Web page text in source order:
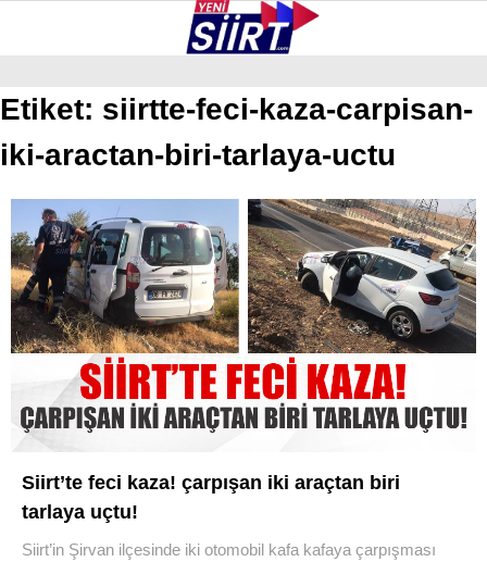
GALERİ VİDEO YAZARLAR
ERUH
BAYKAN
PERVARI
ŞIRVAN
TILLO
GÜNDEM
NÖBETÇI ECZANELER
Etiket: siirtte-feci-kaza-carpisan-
iki-aractan-biri-tarlaya-uctu
Siirt’te feci kaza! çarpışan iki araçtan biri
tarlaya uçtu!
Siirt’in Şirvan ilçesinde iki otomobil kafa kafaya çarpışması